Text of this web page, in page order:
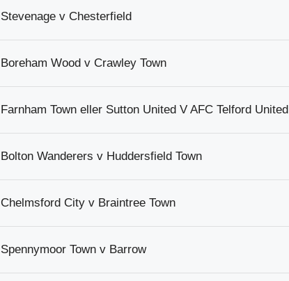
Stevenage v Chesterfield
Boreham Wood v Crawley Town
Farnham Town eller Sutton United V AFC Telford United
Bolton Wanderers v Huddersfield Town
Chelmsford City v Braintree Town
Spennymoor Town v Barrow